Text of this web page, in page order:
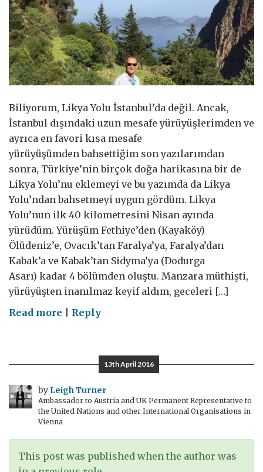
Biliyorum, Likya Yolu İstanbul’da değil. Ancak,
İstanbul dışındaki uzun mesafe yürüyüşlerimden ve
ayrıca en favori kısa mesafe
yürüyüşümden bahsettiğim son yazılarımdan
sonra, Türkiye’nin birçok doğa harikasına bir de
Likya Yolu’nu eklemeyi ve bu yazımda da Likya
Yolu’ndan bahsetmeyi uygun gördüm. Likya
Yolu’nun ilk 40 kilometresini Nisan ayında
yürüdüm. Yürüşüm Fethiye’den (Kayaköy)
Ölüdeniz’e, Ovacık’tan Faralya’ya, Faralya’dan
Kabak’a ve Kabak’tan Sidyma’ya (Dodurga
Asarı) kadar 4 bölümden oluştu. Manzara müthişti,
yürüyüşten inanılmaz keyif aldım, geceleri […]
Read more onReply
13th April 2016
by Leigh Turner
Ambassador to Austria and UK Permanent Representative to
the United Nations and other International Organisations in
Vienna
This post was published when the author was